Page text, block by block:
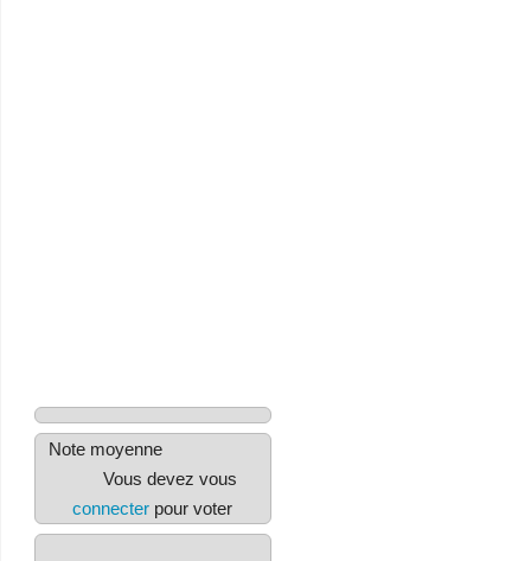
Note moyenne
Vous devez vous
connecter pour voter